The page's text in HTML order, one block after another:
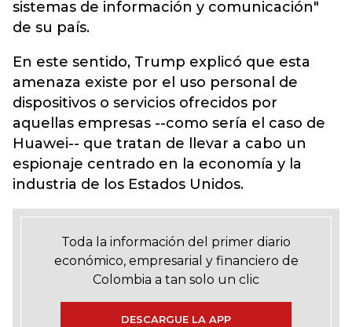
sistemas de información y comunicación"
de su país.
En este sentido, Trump explicó que esta
amenaza existe por el uso personal de
dispositivos o servicios ofrecidos por
aquellas empresas --como sería el caso de
Huawei-- que tratan de llevar a cabo un
espionaje centrado en la economía y la
industria de los Estados Unidos.
Toda la información del primer diario
económico, empresarial y financiero de
Colombia a tan solo un clic
DESCARGUE LA APP